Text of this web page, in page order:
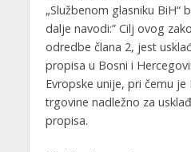
„Službenom glasniku BiH“
dalje navodi:” Cilj ovog
odredbe člana 2, jest
propisa u Bosni i
Evropske unije, pri čemu
trgovine nadležno za
propisa.